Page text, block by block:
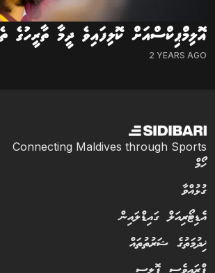
އޮލިމްޕިކްސްއަށް ކޮލިފައިވެ ދީމާ ތާރީހުގެ
2 YEARS AGO
Connecting Maldives through Sports
ހޯމް
ގުޅުއްވާ
އެޑިޓޯރިއަލް ގައިޑްލައިން
ޚިދުމަތުގެ ޝަރުތުތައް